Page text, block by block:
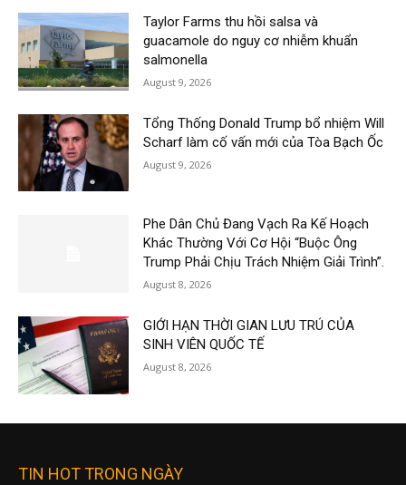
Taylor Farms thu hồi salsa và
guacamole do nguy cơ nhiễm khuẩn
salmonella
August 9, 2026
Tổng Thống Donald Trump bổ nhiệm Will
Scharf làm cố vấn mới của Tòa Bạch Ốc
August 9, 2026
Phe Dân Chủ Đang Vạch Ra Kế Hoạch
Khác Thường Với Cơ Hội “Buộc Ông
Trump Phải Chịu Trách Nhiệm Giải Trình”.
August 8, 2026
GIỚI HẠN THỜI GIAN LƯU TRÚ CỦA
SINH VIÊN QUỐC TẾ
August 8, 2026
TIN HOT TRONG NGÀY